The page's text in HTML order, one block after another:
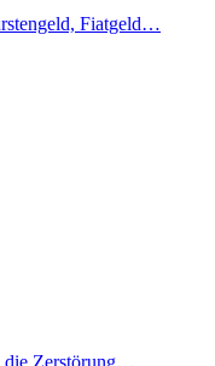
Fiatgeld…
die Zerstörung…